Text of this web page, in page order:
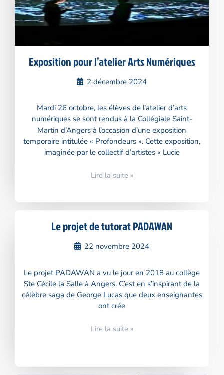
Exposition pour l’atelier Arts Numériques
2 décembre 2024
Mardi 26 octobre, les élèves de l’atelier d’arts
numériques se sont rendus à la Collégiale Saint-
Martin d’Angers à l’occasion d’une exposition
temporaire intitulée « Profondeurs ». Cette exposition,
imaginée par le collectif d’artistes « Lucie
Lire la suite »
Le projet de tutorat PADAWAN
22 novembre 2024
Le projet PADAWAN a vu le jour en 2018 au collège
Ste Cécile la Salle à Angers. C’est en s’inspirant de la
célèbre saga de George Lucas que deux enseignantes
ont crée
Lire la suite »